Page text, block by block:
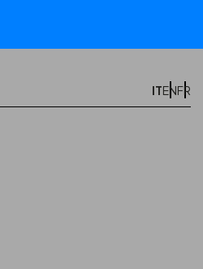
ITENFR